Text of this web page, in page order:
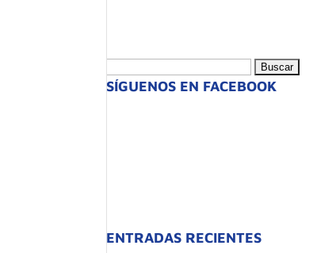
SÍGUENOS EN FACEBOOK
ENTRADAS RECIENTES